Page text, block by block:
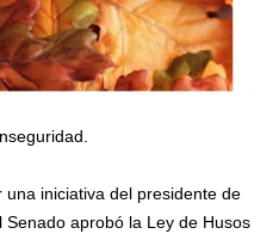
iniciativa del presidente de
aprobó la Ley de Husos